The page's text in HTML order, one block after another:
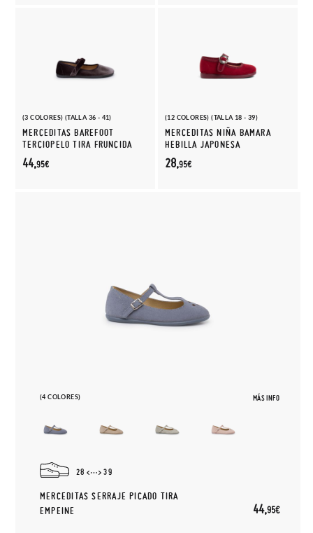
(3 COLORES) (TALLA 36 - 41)
MERCEDITAS BAREFOOT
TERCIOPELO TIRA FRUNCIDA
44,95€
(12 COLORES) (TALLA 18 - 39)
MERCEDITAS NIÑA BAMARA
HEBILLA JAPONESA
28,95€
(4 COLORES) MÁS INFO
28 39
MERCEDITAS SERRAJE PICADO TIRA
EMPEINE
44,95€